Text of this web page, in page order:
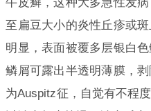
至扁豆大小的炎性丘疹或
明显，表面被覆多层银白
鳞屑可露出半透明薄膜，
为Auspitz征，自觉有不程